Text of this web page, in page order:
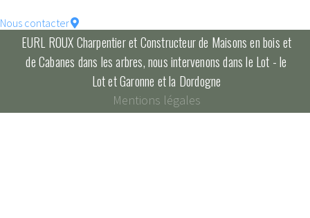
Nous contacter
EURL ROUX Charpentier et Constructeur de Maisons en bois et
de Cabanes dans les arbres, nous intervenons dans le Lot - le
Lot et Garonne et la Dordogne
Mentions légales